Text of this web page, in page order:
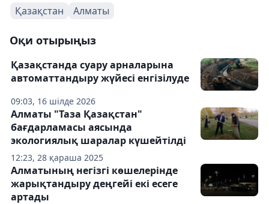
Қазақстан Алматы
Оқи отырыңыз
09:03, 16 шілде 2026
Қазақстанда суару арналарына
автоматтандыру жүйесі енгізілуде
12:23, 28 қараша 2025
Алматы "Таза Қазақстан"
бағдарламасы аясында
экологиялық шаралар күшейтілді
Алматының негізгі көшелерінде
жарықтандыру деңгейі екі есеге
артады